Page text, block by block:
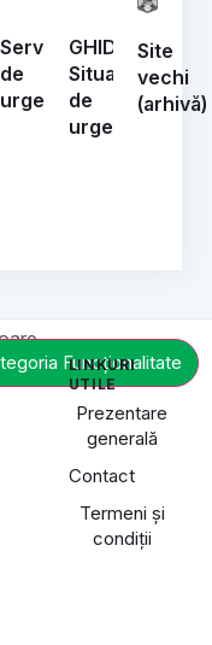
Serviciul
de
urgență
GHIDURI
Situații
de
urgență
Site
vechi
(arhivă)
Funcționalitate
LINKURI
UTILE
Prezentare
generală
Contact
Termeni și
condiții